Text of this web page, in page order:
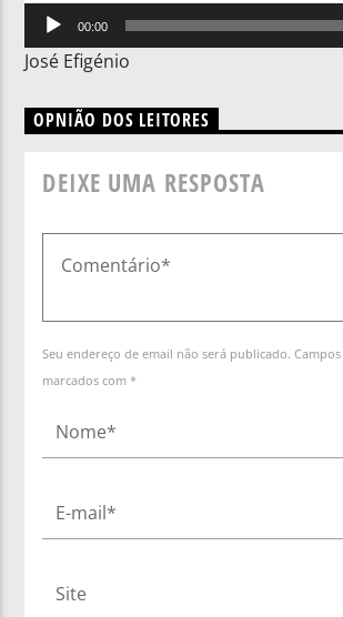
Reprodutor
de
áudio
00:00
José Efigénio
OPNIÃO DOS LEITORES
DEIXE UMA RESPOSTA
Seu endereço de email não será publicado.
marcados com *